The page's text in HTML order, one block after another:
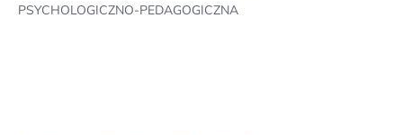
PSYCHOLOGICZNO-PEDAGOGICZNA